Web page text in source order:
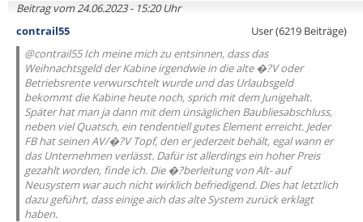
Beitrag vom 24.06.2023 - 15:20 Uhr
contrail55
User (6219 Beiträge)
@contrail55 Ich meine mich zu entsinnen, dass das
Weihnachtsgeld der Kabine irgendwie in die alte �?V oder
Betriebsrente verwurschtelt wurde und das Urlaubsgeld
bekommt die Kabine heute noch, sprich mit dem Junigehalt.
Später hat man ja dann mit dem ünsäglichen Baubliesabschluss,
neben viel Quatsch, ein tendentiell gutes Element erreicht. Jeder
FB hat seinen AV/�?V Topf, den er jederzeit behält, egal wann er
das Unternehmen verlässt. Dafür ist allerdings ein hoher Preis
gezahlt worden, finde ich. Die �?berleitung von Alt- auf
Neusystem war auch nicht wirklich befriedigend. Dies hat letztlich
dazu geführt, dass einige aich das alte System zurück erklagt
haben.